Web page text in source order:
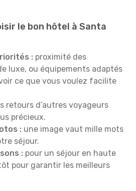
le bon hôtel à Santa
: proximité des
luxe, ou équipements adaptés
ce que vous voulez facilite
retours d’autres voyageurs
précieux.
: une image vaut mille mots
séjour.
: pour un séjour en haute
pour garantir les meilleurs